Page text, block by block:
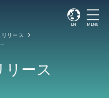
EN MENU
リース
ース